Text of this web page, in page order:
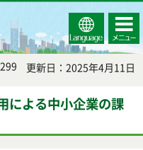
Select
Language
コンテ
ンツメ
ニュー
更新日：2025年4月11日
による中小企業の課